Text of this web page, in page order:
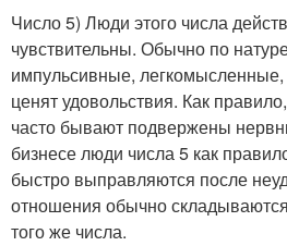
Число 5) Люди этого числа
чувствительны. Обычно по
импульсивные, легкомысленные,
ценят удовольствия. Как
часто бывают подвержены
бизнесе люди числа 5 как
быстро выправляются после
отношения обычно
того же числа.